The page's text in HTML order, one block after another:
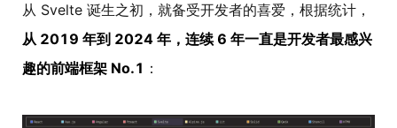
从 Svelte 诞生之初，就备受开发者的喜爱，根据统计，
从 2019 年到 2024 年，连续 6 年一直是开发者最感兴
趣的前端框架 No.1 ：